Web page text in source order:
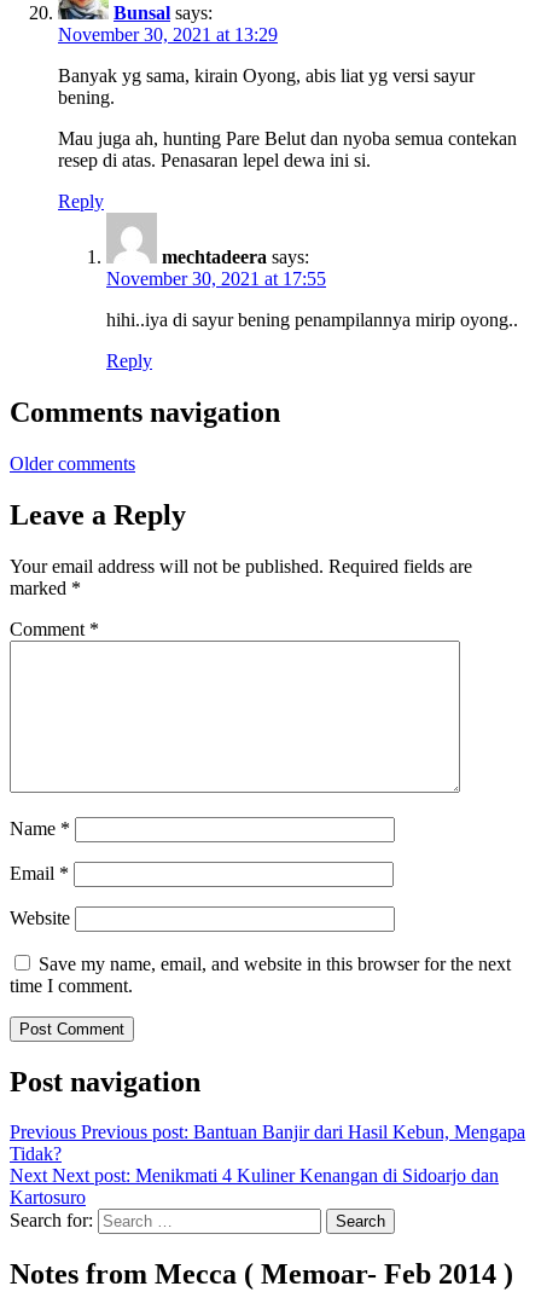
Bunsal says:
November 30, 2021 at 13:29
Banyak yg sama, kirain Oyong, abis liat yg versi sayur
bening.
Mau juga ah, hunting Pare Belut dan nyoba semua contekan
resep di atas. Penasaran lepel dewa ini si.
Reply
mechtadeera says:
November 30, 2021 at 17:55
hihi..iya di sayur bening penampilannya mirip oyong..
Reply
Comments navigation
Older comments
Leave a Reply
Your email address will not be published. Required fields are
marked *
Comment *
Name *
Email *
Website
Save my name, email, and website in this browser for the next
time I comment.
Post navigation
Previous Previous post: Bantuan Banjir dari Hasil Kebun, Mengapa
Tidak?
Next Next post: Menikmati 4 Kuliner Kenangan di Sidoarjo dan
Kartosuro
Search for:
Search
Notes from Mecca ( Memoar- Feb 2014 )